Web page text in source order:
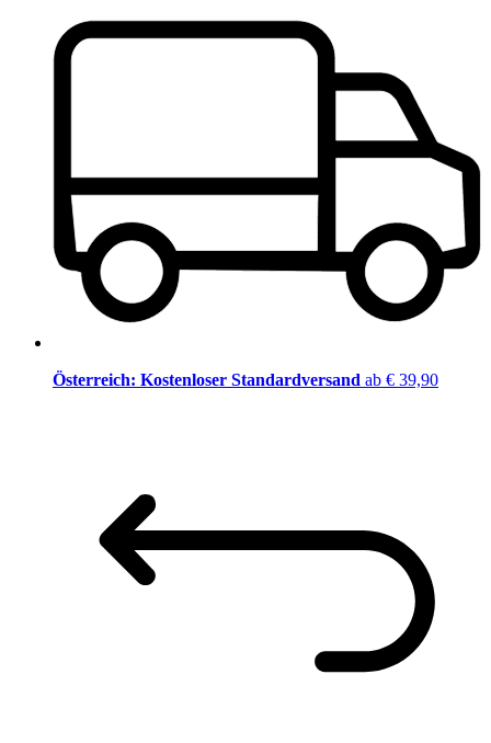
Österreich: Kostenloser Standardversand ab € 39,90